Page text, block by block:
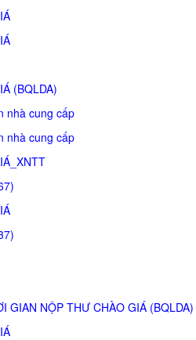
(BQLDA)
nhà cung cấp
nhà cung cấp
GIAN NỘP THƯ CHÀO GIÁ (BQLDA)